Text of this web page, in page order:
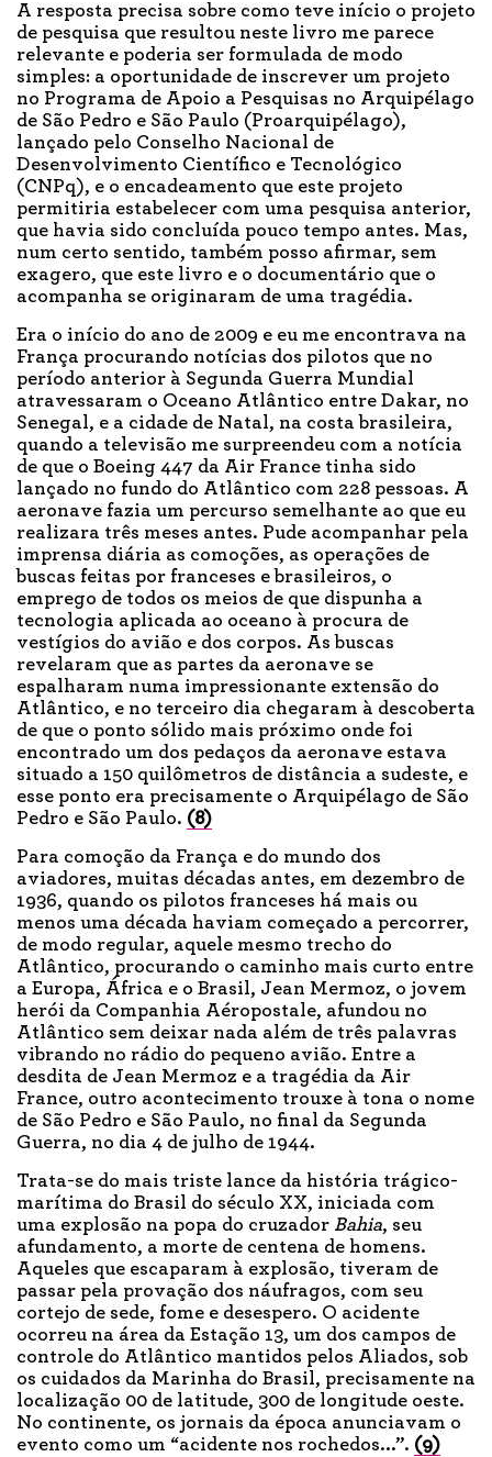
A resposta precisa sobre como teve início o projeto
de pesquisa que resultou neste livro me parece
relevante e poderia ser formulada de modo
simples: a oportunidade de inscrever um projeto
no Programa de Apoio a Pesquisas no Arquipélago
de São Pedro e São Paulo (Proarquipélago),
lançado pelo Conselho Nacional de
Desenvolvimento Científico e Tecnológico
(CNPq), e o encadeamento que este projeto
permitiria estabelecer com uma pesquisa anterior,
que havia sido concluída pouco tempo antes. Mas,
num certo sentido, também posso afirmar, sem
exagero, que este livro e o documentário que o
acompanha se originaram de uma tragédia.
Era o início do ano de 2009 e eu me encontrava na
França procurando notícias dos pilotos que no
período anterior à Segunda Guerra Mundial
atravessaram o Oceano Atlântico entre Dakar, no
Senegal, e a cidade de Natal, na costa brasileira,
quando a televisão me surpreendeu com a notícia
de que o Boeing 447 da Air France tinha sido
lançado no fundo do Atlântico com 228 pessoas. A
aeronave fazia um percurso semelhante ao que eu
realizara três meses antes. Pude acompanhar pela
imprensa diária as comoções, as operações de
buscas feitas por franceses e brasileiros, o
emprego de todos os meios de que dispunha a
tecnologia aplicada ao oceano à procura de
vestígios do avião e dos corpos. As buscas
revelaram que as partes da aeronave se
espalharam numa impressionante extensão do
Atlântico, e no terceiro dia chegaram à descoberta
de que o ponto sólido mais próximo onde foi
encontrado um dos pedaços da aeronave estava
situado a 150 quilômetros de distância a sudeste, e
esse ponto era precisamente o Arquipélago de São
Pedro e São Paulo. (8)
Para comoção da França e do mundo dos
aviadores, muitas décadas antes, em dezembro de
1936, quando os pilotos franceses há mais ou
menos uma década haviam começado a percorrer,
de modo regular, aquele mesmo trecho do
Atlântico, procurando o caminho mais curto entre
a Europa, África e o Brasil, Jean Mermoz, o jovem
herói da Companhia Aéropostale, afundou no
Atlântico sem deixar nada além de três palavras
vibrando no rádio do pequeno avião. Entre a
desdita de Jean Mermoz e a tragédia da Air
France, outro acontecimento trouxe à tona o nome
de São Pedro e São Paulo, no final da Segunda
Guerra, no dia 4 de julho de 1944.
Trata-se do mais triste lance da história trágico-
marítima do Brasil do século XX, iniciada com
uma explosão na popa do cruzador Bahia, seu
afundamento, a morte de centena de homens.
Aqueles que escaparam à explosão, tiveram de
passar pela provação dos náufragos, com seu
cortejo de sede, fome e desespero. O acidente
ocorreu na área da Estação 13, um dos campos de
controle do Atlântico mantidos pelos Aliados, sob
os cuidados da Marinha do Brasil, precisamente na
localização 00 de latitude, 300 de longitude oeste.
No continente, os jornais da época anunciavam o
evento como um “acidente nos rochedos...”. (9)